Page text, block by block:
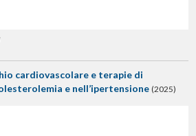
cardiovascolare e terapie di
e nell’ipertensione (2025)